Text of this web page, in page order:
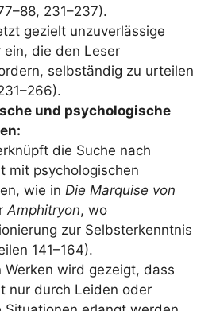
231–237).
gezielt unzuverlässige
ein, die den Leser
selbständig zu urteilen
und psychologische
die Suche nach
mit psychologischen
wie in Die Marquise von
Amphitryon, wo
zur Selbsterkenntnis
141–164).
Werken wird gezeigt, dass
nur durch Leiden oder